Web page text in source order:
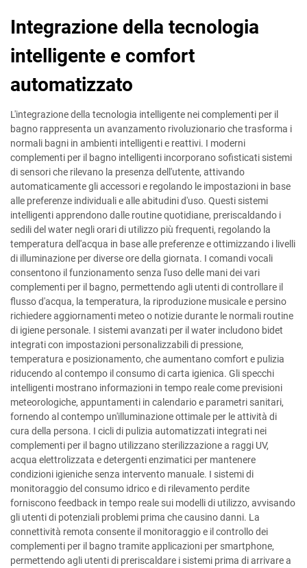
Integrazione della tecnologia
intelligente e comfort
automatizzato
L'integrazione della tecnologia intelligente nei complementi per il
bagno rappresenta un avanzamento rivoluzionario che trasforma i
normali bagni in ambienti intelligenti e reattivi. I moderni
complementi per il bagno intelligenti incorporano sofisticati sistemi
di sensori che rilevano la presenza dell'utente, attivando
automaticamente gli accessori e regolando le impostazioni in base
alle preferenze individuali e alle abitudini d'uso. Questi sistemi
intelligenti apprendono dalle routine quotidiane, preriscaldando i
sedili del water negli orari di utilizzo più frequenti, regolando la
temperatura dell'acqua in base alle preferenze e ottimizzando i livelli
di illuminazione per diverse ore della giornata. I comandi vocali
consentono il funzionamento senza l'uso delle mani dei vari
complementi per il bagno, permettendo agli utenti di controllare il
flusso d'acqua, la temperatura, la riproduzione musicale e persino
richiedere aggiornamenti meteo o notizie durante le normali routine
di igiene personale. I sistemi avanzati per il water includono bidet
integrati con impostazioni personalizzabili di pressione,
temperatura e posizionamento, che aumentano comfort e pulizia
riducendo al contempo il consumo di carta igienica. Gli specchi
intelligenti mostrano informazioni in tempo reale come previsioni
meteorologiche, appuntamenti in calendario e parametri sanitari,
fornendo al contempo un'illuminazione ottimale per le attività di
cura della persona. I cicli di pulizia automatizzati integrati nei
complementi per il bagno utilizzano sterilizzazione a raggi UV,
acqua elettrolizzata e detergenti enzimatici per mantenere
condizioni igieniche senza intervento manuale. I sistemi di
monitoraggio del consumo idrico e di rilevamento perdite
forniscono feedback in tempo reale sui modelli di utilizzo, avvisando
gli utenti di potenziali problemi prima che causino danni. La
connettività remota consente il monitoraggio e il controllo dei
complementi per il bagno tramite applicazioni per smartphone,
permettendo agli utenti di preriscaldare i sistemi prima di arrivare a